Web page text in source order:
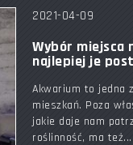
2021-04-09
Wybór miejsca
najlepiej je
Akwarium to jedna
mieszkań. Poza
jakie daje nam
roślinność, ma też...